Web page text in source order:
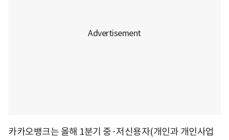
카카오뱅크는 올해 1분기 중·저신용자(개인과 개인사업